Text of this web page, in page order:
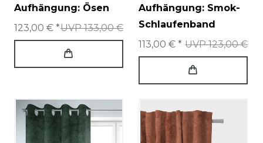
Aufhängung: Ösen
UVP 133,00 €
123,00 € *
Aufhängung: Smok-
Schlaufenband
UVP 123,00 €
113,00 € *